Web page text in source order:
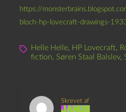
https://
bloch-hp-lovecraft-drawings-
Helle Helle, HP Lovecraft,
fiction, Søren Staal Balslev,
Skrevet af
Janus